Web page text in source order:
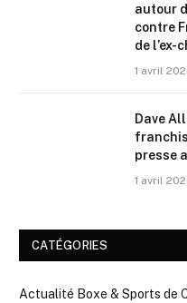
autour
contre
de l’ex-
1 avril
Dave
presse
1 avril
CATÉGORIES
Actualité Boxe & Sports de